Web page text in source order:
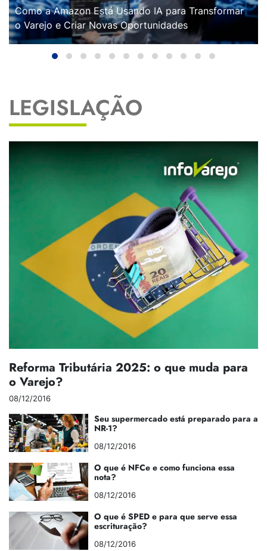
Como a Amazon Está Usando IA para Transformar
o Varejo e Criar Novas Oportunidades
LEGISLAÇÃO
Reforma Tributária 2025: o que muda para
o Varejo?
08/12/2016
Seu supermercado está preparado para a
NR-1?
08/12/2016
O que é NFCe e como funciona essa
nota?
08/12/2016
O que é SPED e para que serve essa
escrituração?
08/12/2016